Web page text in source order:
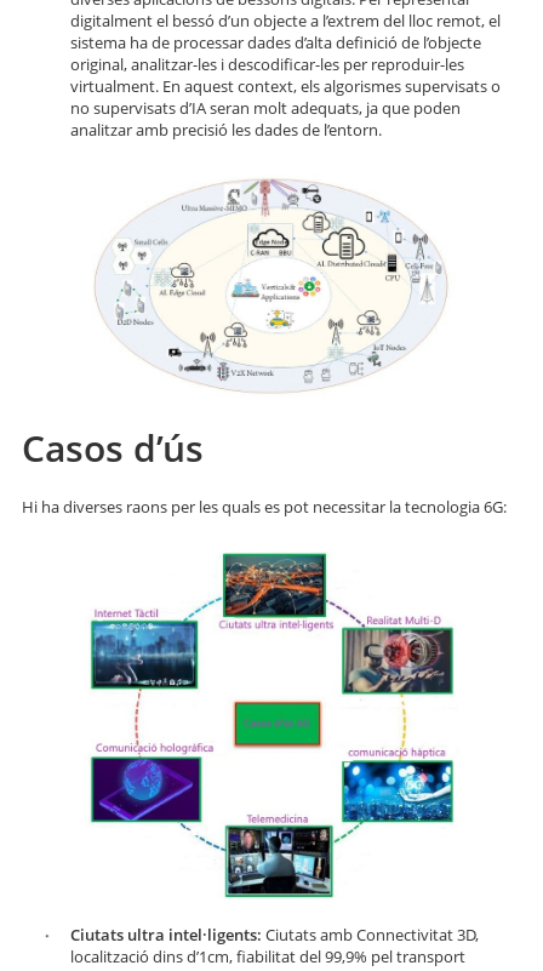
digitalment el bessó d’un objecte a l’extrem del lloc remot, el
sistema ha de processar dades d’alta definició de l’objecte
original, analitzar-les i descodificar-les per reproduir-les
virtualment. En aquest context, els algorismes supervisats o
no supervisats d’IA seran molt adequats, ja que poden
analitzar amb precisió les dades de l’entorn.
Casos d’ús
Hi ha diverses raons per les quals es pot necessitar la tecnologia 6G:
Ciutats ultra intel·ligents: Ciutats amb Connectivitat 3D,
localització dins d’1cm, fiabilitat del 99,9% pel transport